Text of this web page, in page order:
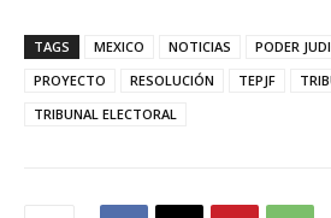
TAGS MEXICO NOTICIAS
PODER
PROYECTO
RESOLUCIÓN TEPJF
TRIBUNAL ELECTORAL